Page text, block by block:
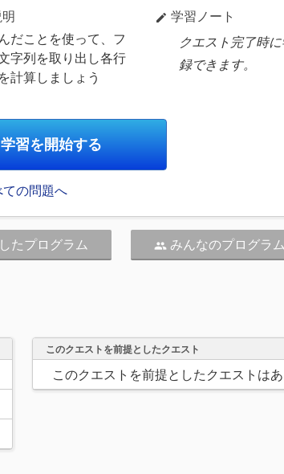
だことを使って、フ
字列を取り出し各行
計算しましょう
edit 学習ノート
クエスト完了時
録できます。
習を開始する
の問題へ
たプログラム people みんなのプログラム
このクエストを前提としたクエスト
このクエストを前提としたクエストは